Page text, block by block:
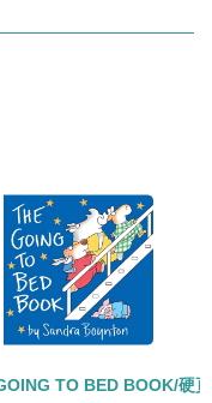
TO BED BOOK/硬